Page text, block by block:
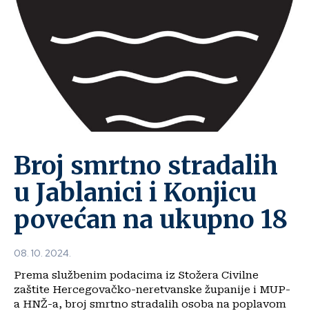
Broj smrtno stradalih
u Jablanici i Konjicu
povećan na ukupno 18
08. 10. 2024.
Prema službenim podacima iz Stožera Civilne
zaštite Hercegovačko-neretvanske županije i MUP-
a HNŽ-a, broj smrtno stradalih osoba na poplavom